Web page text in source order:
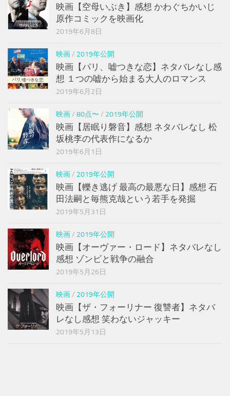
映画【空母いぶき】感想 かわぐちかいじ
原作コミックを映画化
2019年6月8日
映画/ 2019年公開
映画【パリ、嘘つきな恋】ネタバレなし感
想 １つの嘘から始まる大人のロマンス
2019年6月2日
映画/ 80点〜 / 2019年公開
映画【居眠り磐音】感想 ネタバレなし 松
坂桃李の代表作になるか
2019年6月1日
映画/ 2019年公開
映画【轢き逃げ 最高の最悪な日】感想 石
田法嗣と毎熊克哉という若手を発掘
2019年5月31日
映画/ 2019年公開
映画【オーヴァー・ロード】ネタバレなし
感想 ゾンビと戦争の融合
2019年5月26日
映画/ 2019年公開
映画【ザ・フォーリナー 復讐者】ネタバ
レなし感想 笑わないジャッキー
2019年5月13日